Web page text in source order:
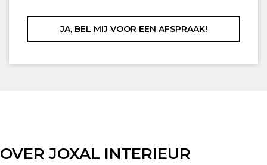
OVER JOXAL INTERIEUR